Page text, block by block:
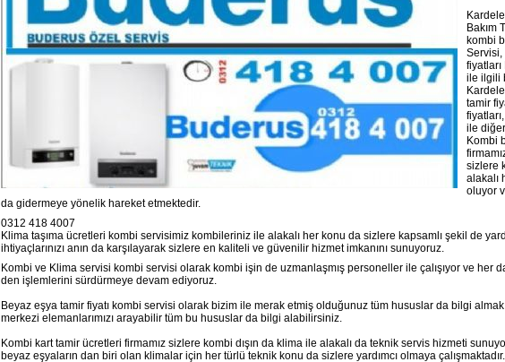
Bakım
kombi
Servisi,
ile ilgili
tamir
ile
Kombi
sizlere
alakalı
oluyor
da gidermeye yönelik hareket etmektedir.
0312 418 4007
Klima taşıma ücretleri kombi servisimiz kombileriniz ile alakalı her konu da sizlere kapsamlı şekil de
ihtiyaçlarınızı anın da karşılayarak sizlere en kaliteli ve güvenilir hizmet imkanını sunuyoruz.
Kombi ve Klima servisi kombi servisi olarak kombi işin de uzmanlaşmış personeller ile çalışıyor ve her
den işlemlerini sürdürmeye devam ediyoruz.
Beyaz eşya tamir fiyatı kombi servisi olarak bizim ile merak etmiş olduğunuz tüm hususlar da bilgi almak
merkezi elemanlarımızı arayabilir tüm bu hususlar da bilgi alabilirsiniz.
Kombi kart tamir ücretleri firmamız sizlere kombi dışın da klima ile alakalı da teknik servis hizmeti
beyaz eşyaların dan biri olan klimalar için her türlü teknik konu da sizlere yardımcı olmaya çalışmaktadır.